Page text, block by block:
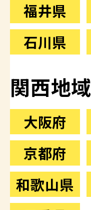
福井県
石川県
関西地域
大阪府
京都府
和歌山県